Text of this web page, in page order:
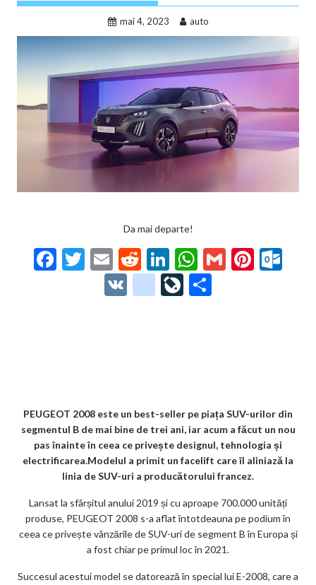
mai 4, 2023 auto
Da mai departe!
F T
w
itt
E
m
ai
R
e
d
Li
n
ke
W
h
at
G Pi
g
o
o
k
m
ar
ks
Li
PEUGEOT 2008 este un best-seller pe piața SUV-urilor din
segmentul B de mai bine de trei ani, iar acum a făcut un nou
pas înainte în ceea ce privește designul, tehnologia și
electrificarea.Modelul a primit un facelift care îl aliniază la
linia de SUV-uri a producătorului francez.
Lansat la sfârșitul anului 2019 și cu aproape 700.000 unități
produse, PEUGEOT 2008 s-a aflat întotdeauna pe podium în
ceea ce privește vânzările de SUV-uri de segment B în Europa și
a fost chiar pe primul loc în 2021.
Succesul acestui model se datorează în special lui E-2008, care a